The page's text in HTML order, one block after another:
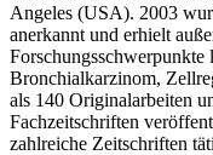
Angeles (USA). 2003
anerkannt und erhielt
Bronchialkarzinom,
als 140 Originalarbeiten
Fachzeitschriften
zahlreiche Zeitschriften